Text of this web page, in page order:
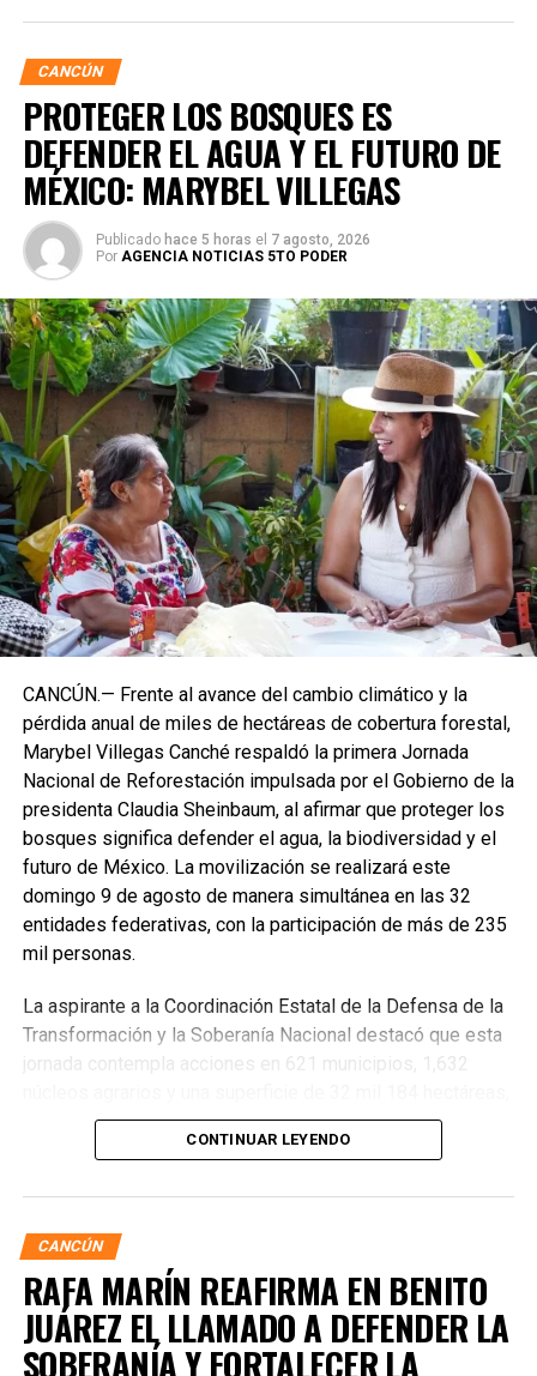
CANCÚN
PROTEGER LOS BOSQUES ES
DEFENDER EL AGUA Y EL FUTURO DE
MÉXICO: MARYBEL VILLEGAS
Publicado hace 5 horas el 7 agosto, 2026
Por AGENCIA NOTICIAS 5TO PODER
CANCÚN.— Frente al avance del cambio climático y la
pérdida anual de miles de hectáreas de cobertura forestal,
Marybel Villegas Canché respaldó la primera Jornada
Nacional de Reforestación impulsada por el Gobierno de la
presidenta Claudia Sheinbaum, al afirmar que proteger los
bosques significa defender el agua, la biodiversidad y el
futuro de México. La movilización se realizará este
domingo 9 de agosto de manera simultánea en las 32
entidades federativas, con la participación de más de 235
mil personas.
La aspirante a la Coordinación Estatal de la Defensa de la
Transformación y la Soberanía Nacional destacó que esta
jornada contempla acciones en 621 municipios, 1,632
donde se plantarán más de 6.6 millones de árboles,
arbustos y plantas herbáceas, además de la dispersión de
desafíos ambientales del país, que cada año pierde más
de 203 mil hectáreas por deforestación y enfrenta daños
por incendios, plagas y enfermedades.
CONTINUAR LEYENDO
CANCÚN
RAFA MARÍN REAFIRMA EN BENITO
JUÁREZ EL LLAMADO A DEFENDER LA
SOBERANÍA Y FORTALECER LA